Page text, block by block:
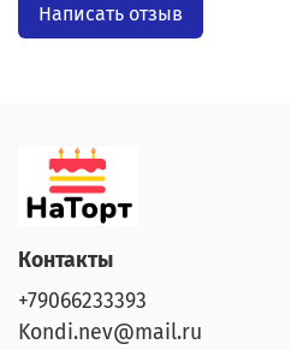
Написать отзыв
Контакты
+79066233393
Kondi.nev@mail.ru